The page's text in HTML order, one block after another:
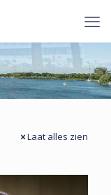
Laat alles zien